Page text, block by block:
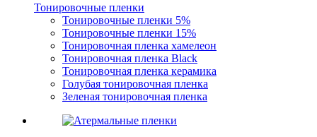
Тонировочные пленки
Тонировочные пленки 5%
Тонировочные пленки 15%
Тонировочная пленка хамелеон
Тонировочная пленка Black
Тонировочная пленка керамика
Голубая тонировочная пленка
Зеленая тонировочная пленка